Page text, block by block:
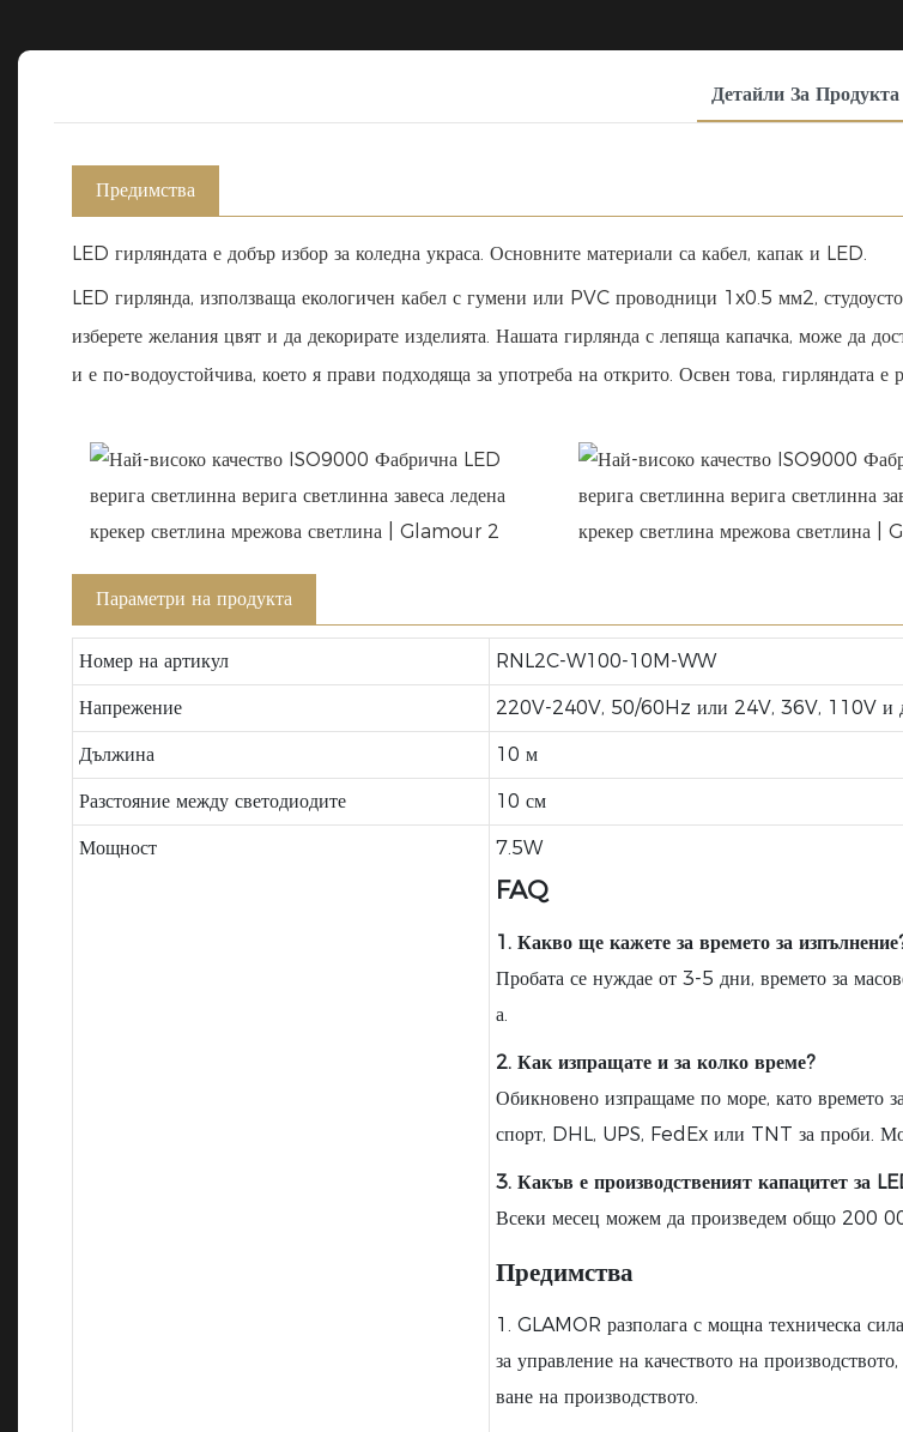
Детайли За Продукта
Предимства
LED гирляндата е добър избор за коледна украса. Основните материали са кабел, капак и LED.
LED гирлянда, използваща екологичен кабел с гумени или PVC проводници 1x0.5 мм2,
изберете желания цвят и да декорирате изделията. Нашата гирлянда с лепяща капачка, може да
и е по-водоустойчива, което я прави подходяща за употреба на открито. Освен това, гирляндата
Параметри на продукта
Номер на артикул RNL2C-W100-10M-WW
Напрежение 220V-240V, 50/60Hz или 24V, 36V, 110V и
Дължина 10 м
Разстояние между светодиодите 10 см
Мощност 7.5W
FAQ
1. Какво ще кажете за времето за
Пробата се нуждае от 3-5 дни, времето за
а.
2. Как изпращате и за колко време?
Обикновено изпращаме по море, като времето
спорт, DHL, UPS, FedEx или TNT за проби.
3. Какъв е производственият капацитет за
Всеки месец можем да произведем общо 200
Предимства
1. GLAMOR разполага с мощна техническа
за управление на качеството на
ване на производството.